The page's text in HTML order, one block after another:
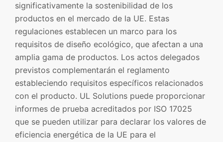
significativamente la sostenibilidad de los
productos en el mercado de la UE. Estas
regulaciones establecen un marco para los
requisitos de diseño ecológico, que afectan a una
amplia gama de productos. Los actos delegados
previstos complementarán el reglamento
estableciendo requisitos específicos relacionados
con el producto. UL Solutions puede proporcionar
informes de prueba acreditados por ISO 17025
que se pueden utilizar para declarar los valores de
eficiencia energética de la UE para el